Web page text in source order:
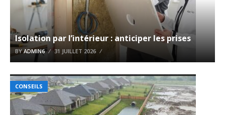
Isolation par l’intérieur : anticiper les prises
BYADMIN6 31 JUILLET 2026
CONSEILS